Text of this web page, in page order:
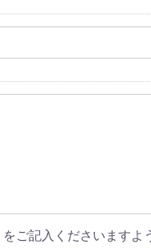
ご記入くださいますよ